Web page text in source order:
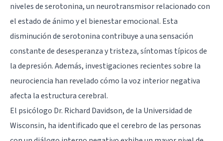
niveles de serotonina, un neurotransmisor relacionado con
el estado de ánimo y el bienestar emocional. Esta
disminución de serotonina contribuye a una sensación
constante de desesperanza y tristeza, síntomas típicos de
la depresión. Además, investigaciones recientes sobre la
neurociencia han revelado cómo la voz interior negativa
afecta la estructura cerebral.
El psicólogo Dr. Richard Davidson, de la Universidad de
Wisconsin, ha identificado que el cerebro de las personas